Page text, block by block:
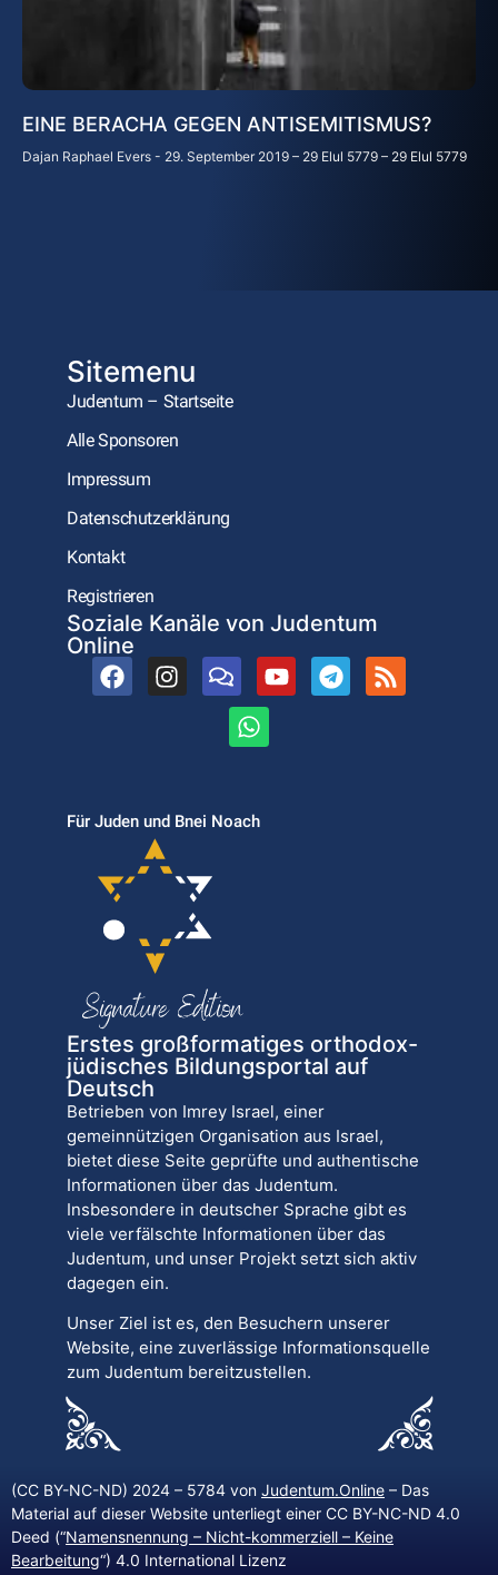
EINE BERACHA GEGEN ANTISEMITISMUS?
Dajan Raphael Evers 29. September 2019 – 29 Elul 5779 – 29 Elul 5779
Sitemenu
Judentum – Startseite
Alle Sponsoren
Impressum
Datenschutzerklärung
Kontakt
Registrieren
Soziale Kanäle von Judentum
Online
Für Juden und Bnei Noach
Erstes großformatiges orthodox-
jüdisches Bildungsportal auf
Deutsch
Betrieben von Imrey Israel, einer
gemeinnützigen Organisation aus Israel,
bietet diese Seite geprüfte und authentische
Informationen über das Judentum.
Insbesondere in deutscher Sprache gibt es
viele verfälschte Informationen über das
Judentum, und unser Projekt setzt sich aktiv
dagegen ein.
Unser Ziel ist es, den Besuchern unserer
Website, eine zuverlässige Informationsquelle
zum Judentum bereitzustellen.
(CC BY-NC-ND) 2024 – 5784 von Judentum.Online – Das
Material auf dieser Website unterliegt einer CC BY-NC-ND 4.0
Deed (“Namensnennung – Nicht-kommerziell – Keine
Bearbeitung“) 4.0 International Lizenz